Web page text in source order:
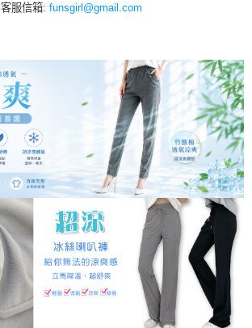
客服信箱: funsgirl@gmail.com